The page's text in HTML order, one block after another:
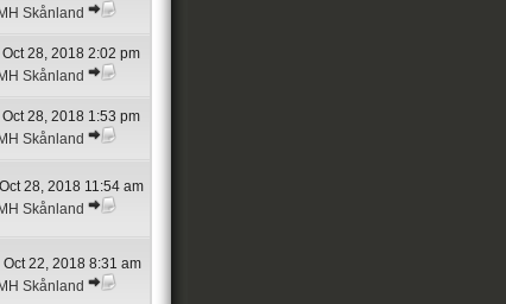
MH Skånland
28, 2018 2:02 pm
MH Skånland
28, 2018 1:53 pm
MH Skånland
28, 2018 11:54 am
MH Skånland
Oct 22, 2018 8:31 am
MH Skånland